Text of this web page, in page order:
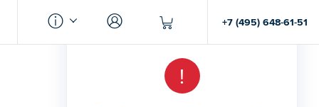
+7 (495) 648-61-51
!